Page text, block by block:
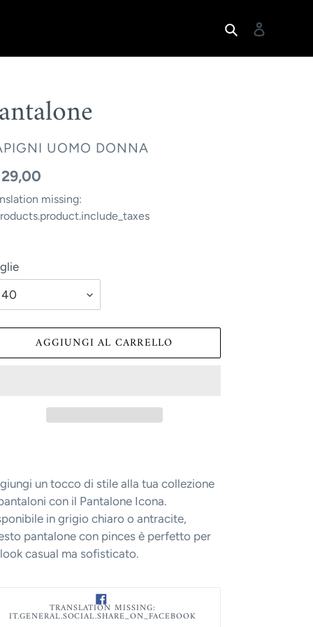
Translation
UOMO DONNA
missing:
AGGIUNGI AL CARRELLO
un tocco di stile alla tua collezione
con il Pantalone Icona.
in grigio chiaro o antracite,
pantalone con pinces è perfetto per
casual ma sofisticato.
TRANSLATION MISSING:
IT.GENERAL.SOCIAL.SHARE_ON_FACEBOOK